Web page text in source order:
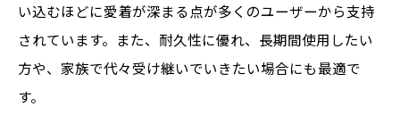
い込むほどに愛着が深まる点が多くのユーザーから支持
されています。また、耐久性に優れ、長期間使用したい
方や、家族で代々受け継いでいきたい場合にも最適で
す。